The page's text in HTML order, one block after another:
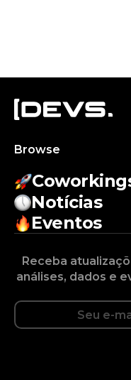
Browse
Notícias
Eventos
Receba
análises, dados e